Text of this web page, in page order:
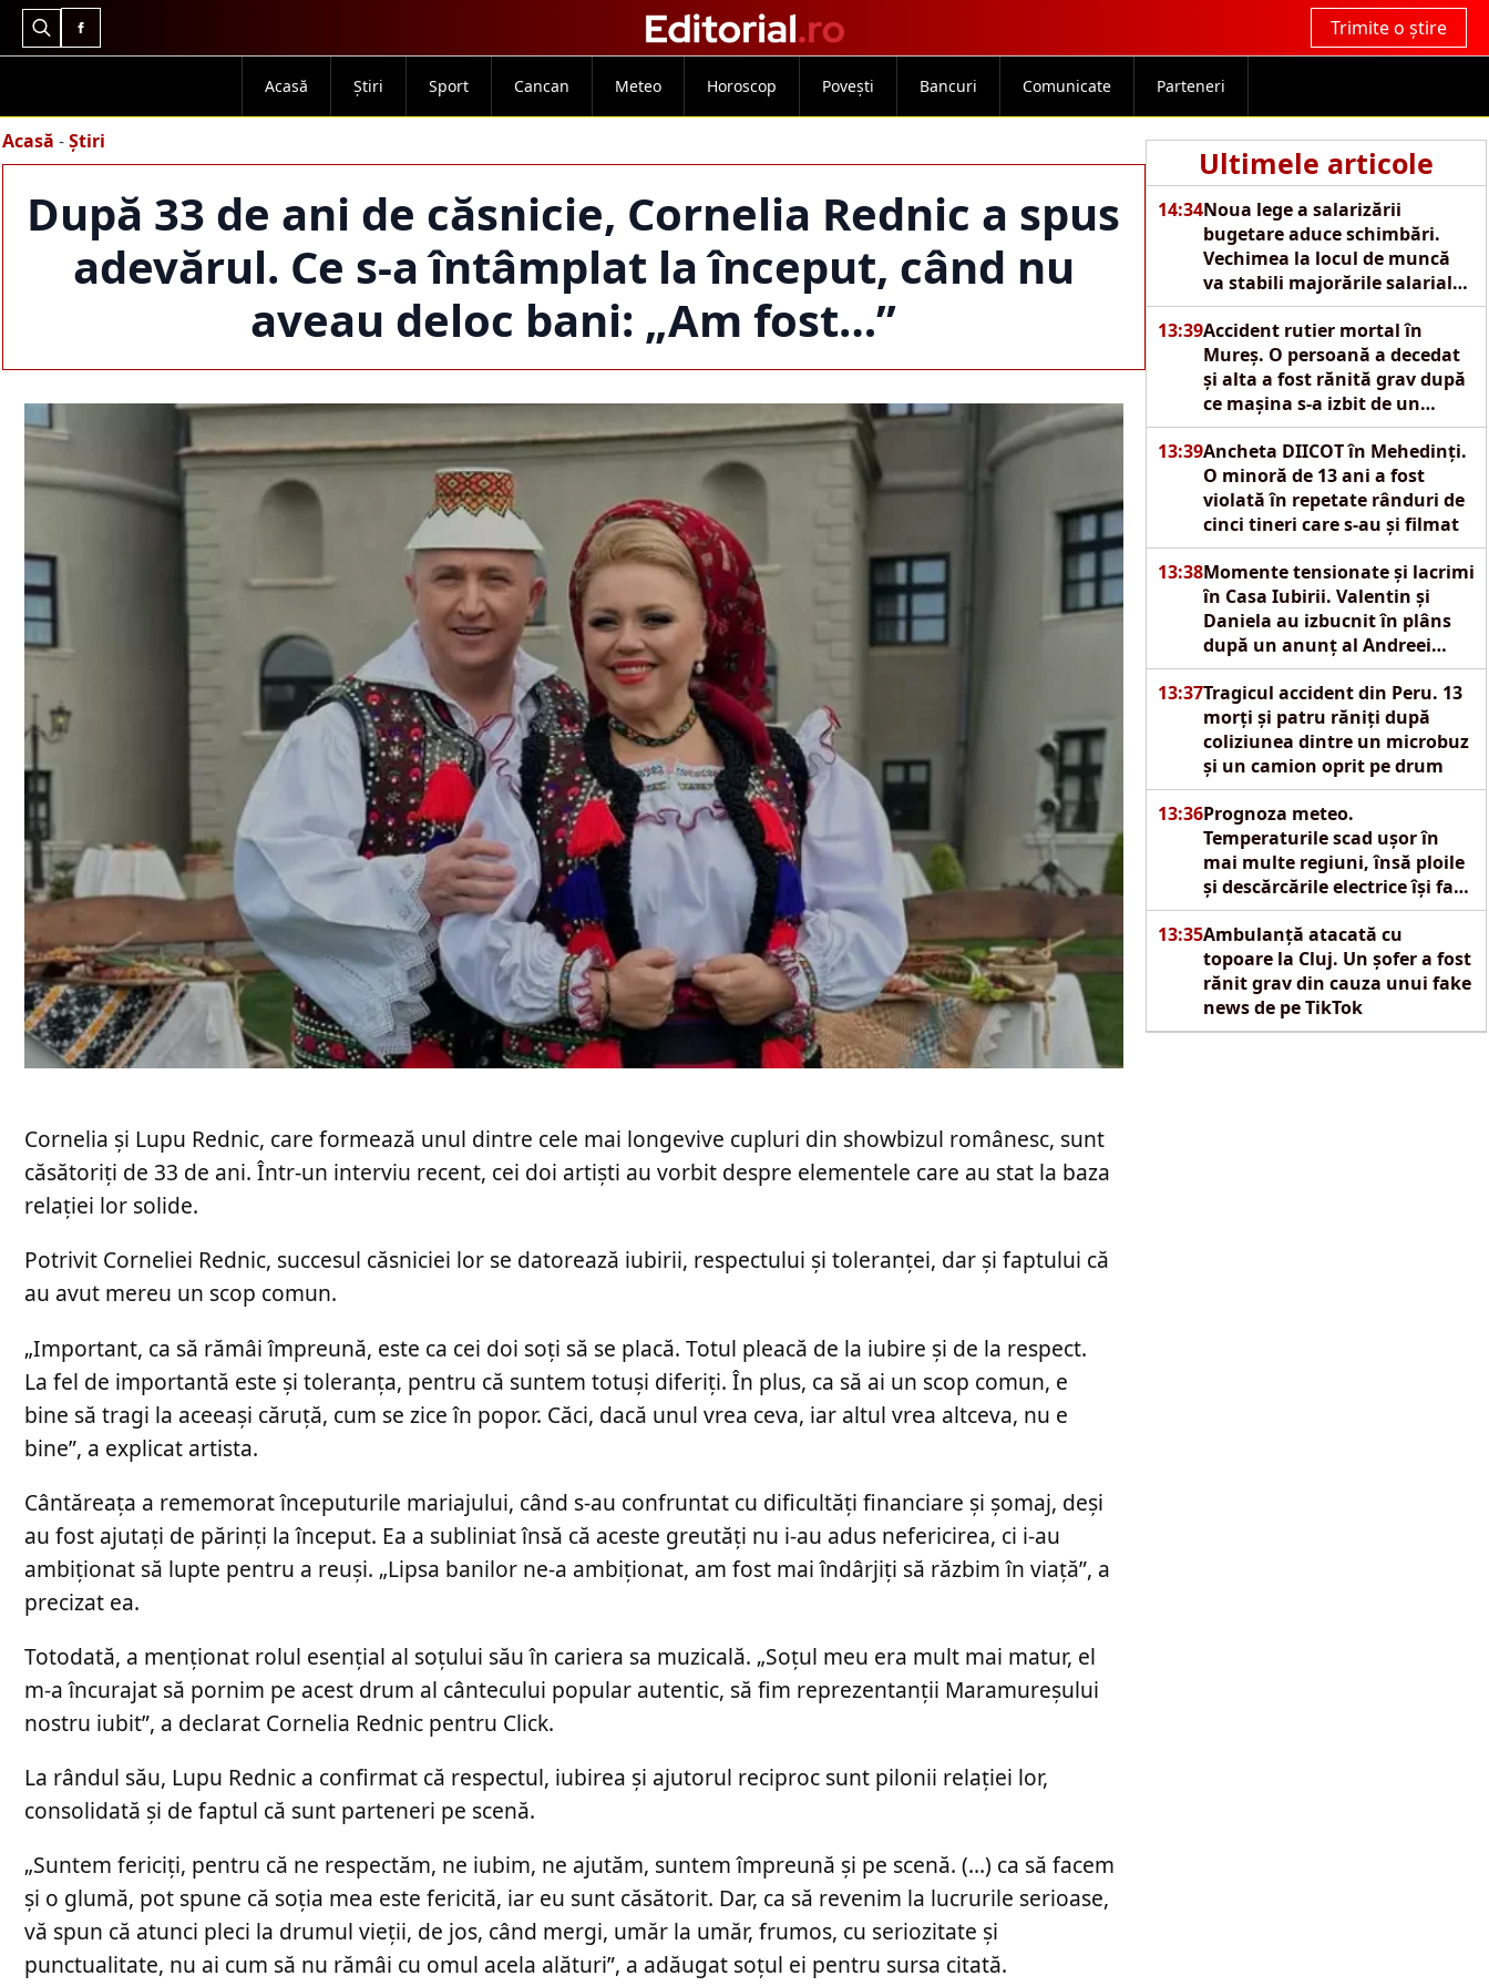
Search
Trimite o știre
Acasă Știri Sport Cancan Meteo Horoscop Povești Bancuri Comunicate Parteneri
Acasă -Știri
După 33 de ani de căsnicie, Cornelia Rednic a spus
adevărul. Ce s-a întâmplat la început, când nu
aveau deloc bani: „Am fost…”
Ultimele articole
14:34Noua lege a salarizării
bugetare aduce schimbări.
Vechimea la locul de muncă
va stabili majorările salariale
automate
13:39Accident rutier mortal în
Mureș. O persoană a decedat
și alta a fost rănită grav după
ce mașina s-a izbit de un
copac
13:39Ancheta DIICOT în Mehedinți.
O minoră de 13 ani a fost
violată în repetate rânduri de
cinci tineri care s-au și filmat
13:38Momente tensionate și lacrimi
în Casa Iubirii. Valentin și
Daniela au izbucnit în plâns
după un anunț al Andreei
Mantea
13:37Tragicul accident din Peru. 13
morți și patru răniți după
coliziunea dintre un microbuz
și un camion oprit pe drum
13:36Prognoza meteo.
Temperaturile scad ușor în
mai multe regiuni, însă ploile
și descărcările electrice își fac
apariția
13:35Ambulanță atacată cu
topoare la Cluj. Un șofer a fost
rănit grav din cauza unui fake
news de pe TikTok
Cornelia și Lupu Rednic, care formează unul dintre cele mai longevive cupluri din showbizul românesc, sunt
căsătoriți de 33 de ani. Într-un interviu recent, cei doi artiști au vorbit despre elementele care au stat la baza
relației lor solide.
Potrivit Corneliei Rednic, succesul căsniciei lor se datorează iubirii, respectului și toleranței, dar și faptului că
au avut mereu un scop comun.
„Important, ca să rămâi împreună, este ca cei doi soți să se placă. Totul pleacă de la iubire și de la respect.
La fel de importantă este și toleranța, pentru că suntem totuși diferiți. În plus, ca să ai un scop comun, e
bine să tragi la aceeași căruță, cum se zice în popor. Căci, dacă unul vrea ceva, iar altul vrea altceva, nu e
bine”, a explicat artista.
Cântăreața a rememorat începuturile mariajului, când s-au confruntat cu dificultăți financiare și șomaj, deși
au fost ajutați de părinți la început. Ea a subliniat însă că aceste greutăți nu i-au adus nefericirea, ci i-au
ambiționat să lupte pentru a reuși. „Lipsa banilor ne-a ambiționat, am fost mai îndârjiți să răzbim în viață”, a
precizat ea.
Totodată, a menționat rolul esențial al soțului său în cariera sa muzicală. „Soțul meu era mult mai matur, el
m-a încurajat să pornim pe acest drum al cântecului popular autentic, să fim reprezentanții Maramureșului
nostru iubit”, a declarat Cornelia Rednic pentru Click.
La rândul său, Lupu Rednic a confirmat că respectul, iubirea și ajutorul reciproc sunt pilonii relației lor,
consolidată și de faptul că sunt parteneri pe scenă.
„Suntem fericiți, pentru că ne respectăm, ne iubim, ne ajutăm, suntem împreună și pe scenă. (…) ca să facem
și o glumă, pot spune că soția mea este fericită, iar eu sunt căsătorit. Dar, ca să revenim la lucrurile serioase,
vă spun că atunci pleci la drumul vieții, de jos, când mergi, umăr la umăr, frumos, cu seriozitate și
punctualitate, nu ai cum să nu rămâi cu omul acela alături”, a adăugat soțul ei pentru sursa citată.